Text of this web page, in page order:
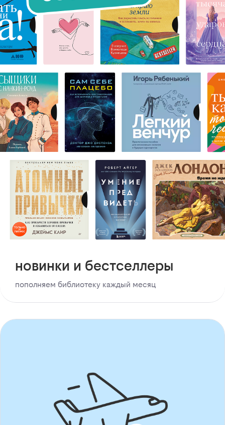
новинки и бестселлеры
пополняем библиотеку каждый месяц